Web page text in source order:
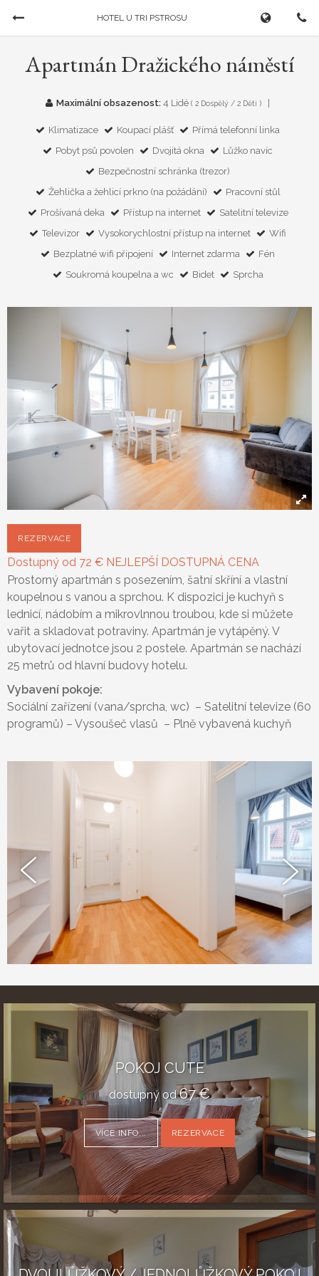
HOTEL U TRI PSTROSU
Rezervovat pokoj
DOSPĚLÍ DĚTI
Vyberte prosím věk dětí.:
Apartmán Dražického náměstí
Maximální obsazenost: 4 Lidé ( 2 Dospělý / 2 Děti )
Klimatizace Koupací plášť
Přímá telefonní linka
Pobyt psů povolen
Dvojitá okna
Lůžko navíc
Bezpečnostní schránka (trezor)
Žehlička a žehlicí prkno (na požádání)
Pracovní stůl
Prošívaná deka
Přístup na internet
Satelitní televize
Televizor
Vysokorychlostní přístup na internet
Wifi
Bezplatné wifi připojení
Internet zdarma
Fén
Soukromá koupelna a wc
Bidet Sprcha
REZERVACE
Dostupný od 72 € NEJLEPŠÍ DOSTUPNÁ CENA
Prostorný apartmán s posezením, šatní skříní a vlastní
koupelnou s vanou a sprchou. K dispozici je kuchyň s
lednicí, nádobím a mikrovlnnou troubou, kde si můžete
vařit a skladovat potraviny. Apartmán je vytápěný. V
ubytovací jednotce jsou 2 postele. Apartmán se nachází
25 metrů od hlavní budovy hotelu.
Vybavení pokoje:
Sociální zařízení (vana/sprcha, wc) – Satelitní televize (60
programů) – Vysoušeč vlasů – Plně vybavená kuchyň
POKOJ CUTE
dostupný od 67€
VÍCE INFO... REZERVACE